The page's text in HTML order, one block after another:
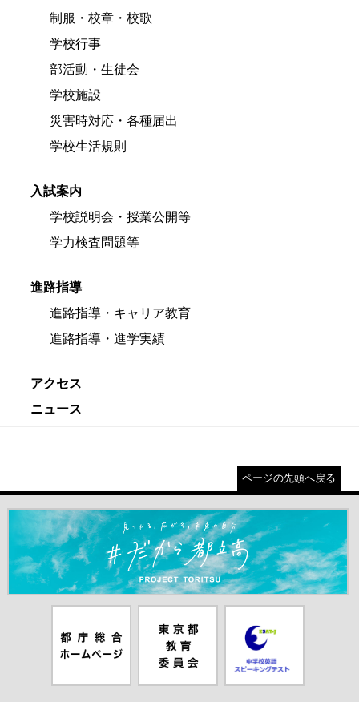
制服・校章・校歌
学校行事
部活動・生徒会
学校施設
災害時対応・各種届出
学校生活規則
入試案内
学校説明会・授業公開等
学力検査問題等
進路指導
進路指導・キャリア教育
進路指導・進学実績
アクセス
ニュース
ページの先頭へ戻る
＃だから都立高（別ウインドウが開きます）
ムページ（別
ウインドウが
員会（別ウイ
ンドウが開き
ピーキングテ
スト（別ウイ
ンドウが開き